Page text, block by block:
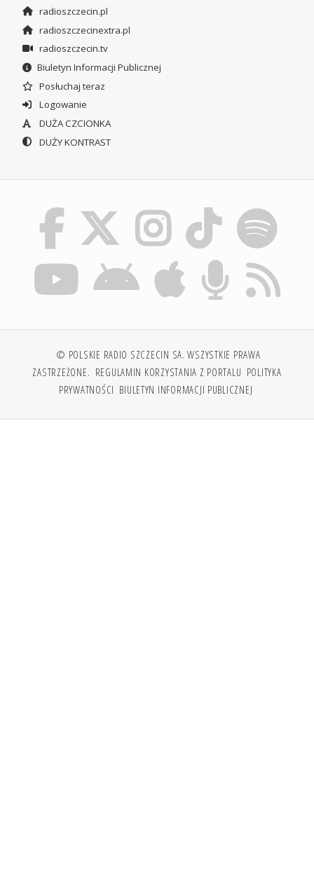
radioszczecin.pl
radioszczecinextra.pl
radioszczecin.tv
Biuletyn Informacji Publicznej
Posłuchaj teraz
Logowanie
DUŻA CZCIONKA
DUŻY KONTRAST
© POLSKIE RADIO SZCZECIN SA. WSZYSTKIE PRAWA
ZASTRZEŻONE. REGULAMIN KORZYSTANIA Z PORTALU POLITYKA
PRYWATNOŚCI BIULETYN INFORMACJI PUBLICZNEJ